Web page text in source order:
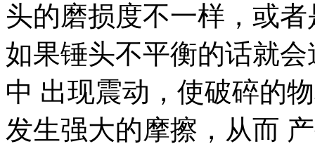
头的磨损度不一样，或
如果锤头不平衡的话就
中 出现震动，使破碎的
发生强大的摩擦，从而